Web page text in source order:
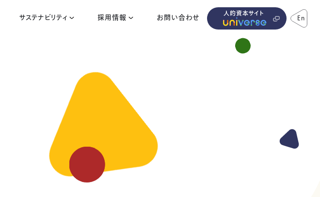
サステナビリティ 採用情報 お問い合わせ 人的資本サイト En